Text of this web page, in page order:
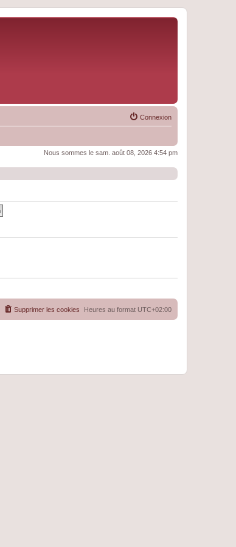
Connexion
Nous sommes le sam. août 08, 2026 4:54 pm
Heures au format UTC+02:00
Supprimer les cookies